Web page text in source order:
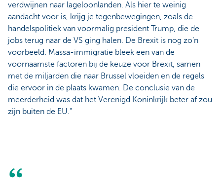
verdwijnen naar lageloonlanden. Als hier te weinig
aandacht voor is, krijg je tegenbewegingen, zoals de
handelspolitiek van voormalig president Trump, die de
jobs terug naar de VS ging halen. De Brexit is nog zo’n
voorbeeld. Massa-immigratie bleek een van de
voornaamste factoren bij de keuze voor Brexit, samen
met de miljarden die naar Brussel vloeiden en de regels
die ervoor in de plaats kwamen. De conclusie van de
meerderheid was dat het Verenigd Koninkrijk beter af zou
zijn buiten de EU.”